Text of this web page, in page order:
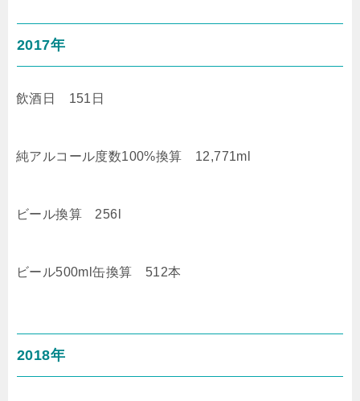
2017年
飲酒日 151日
純アルコール度数100%換算 12,771ml
ビール換算 256l
ビール500ml缶換算 512本
2018年